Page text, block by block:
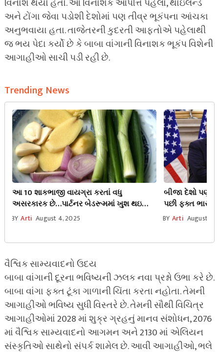
વિનાશ થયો હતો. આ વિનાશક આપત્તિ પહેલા, થાઇલેન્ડ
અને ટોંગા જેવા પડોશી દેશોમાં પણ તીવ્ર ભૂકંપના આંચકા
અનુભવાયા હતા. તાજેતરની કુદરતી આફતોએ પહેલાથી
જ ભય પેદા કર્યો છે કે બાબા વાંગાની વિનાશક ભૂકંપ વિશેની
આગાહીઓ સાચી પડી રહી છે.
Trending News
આ 10 શાકભાજી વાયગ્રા કરતાં વધુ
અસરકારક છે…પાર્ટનર બેડરૂમમાં ખુશ થઇ
જશે
BY Arti August 4, 2025
બીજા દેશો પણ
પછી ફક્ત
આવે છે? ટ્રમ્પે
BY Arti August 7,
વૈશ્વિક સામ્યવાદનો ઉદય
બાબા વાંગાની દૂરના ભવિષ્યની ઝલક નવા પ્રશ્નો ઉભા કરે છે.
બાબા વાંગા ફક્ત ટૂંકા ગાળાની ચિંતા કરતા નહોતા. તેમની
આગાહીઓ ભવિષ્ય સુધી વિસ્તરે છે. તેમની સૌથી વિચિત્ર
આગાહીઓમાં 2028 માં શુક્ર ગ્રહનું માનવ સંશોધન, 2076
માં વૈશ્વિક સામ્યવાદનો આગમન અને 2130 માં એલિયન
સંસ્કૃતિઓ સાથેનો સંપર્ક શામેલ છે. આવી આગાહીઓ, ભલે